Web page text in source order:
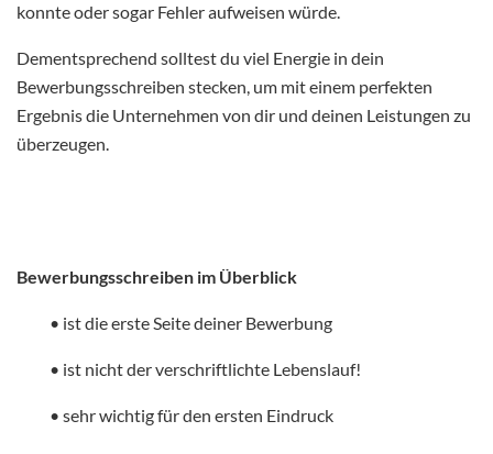
konnte oder sogar Fehler aufweisen würde.
Dementsprechend solltest du viel Energie in dein
Bewerbungsschreiben stecken, um mit einem perfekten
Ergebnis die Unternehmen von dir und deinen Leistungen zu
überzeugen.
Bewerbungsschreiben im Überblick
• ist die erste Seite deiner Bewerbung
• ist nicht der verschriftlichte Lebenslauf!
• sehr wichtig für den ersten Eindruck